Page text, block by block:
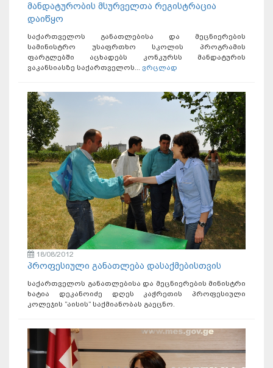
მანდატურობის მსურველთა რეგისტრაცია
დაიწყო
საქართველოს განათლებისა და მეცნიერების
სამინისტრო უსაფრთხო სკოლის პროგრამის
ფარგლებში აცხადებს კონკურსს მანდატურის
ვაკანსიასზე საქართველოს... ვრცლად
18/08/2012
პროფესიული განათლება დასაქმებისთვის
საქართველოს განათლებისა და მეცნიერების მინისტრი
ხატია დეკანოიძე დღეს კაჭრეთის პროფესიული
კოლეჯის ”აისის” საქმიანობას გაეცნო.